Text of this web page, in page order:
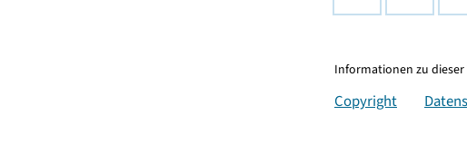
Informationen zu dieser
Copyright